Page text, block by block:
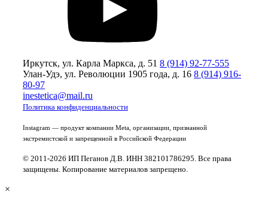
Иркутск, ул. Карла Маркса, д. 51 8 (914) 92-77-555
Улан-Удэ, ул. Революции 1905 года, д. 16 8 (914) 916-
80-97
inestetica@mail.ru
Политика конфиденциальности
Instagram — продукт компании Meta, организации, признанной
экстремистской и запрещенной в Российской Федерации
© 2011-2026 ИП Пеганов Д.В. ИНН 382101786295. Все права
защищены. Копирование материалов запрещено.
×